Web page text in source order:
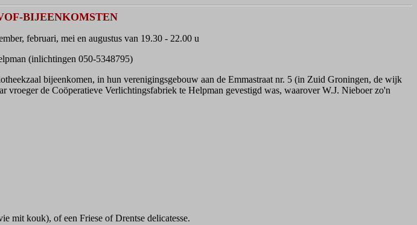
BIJEENKOMSTEN
februari, mei en augustus van 19.30 - 22.00 u
(inlichtingen 050-5348795)
bijeenkomen, in hun verenigingsgebouw aan de Emmastraat nr. 5 (in Zuid Groningen, de wijk
de Coöperatieve Verlichtingsfabriek te Helpman gevestigd was, waarover W.J. Nieboer zo'n
mit kouk), of een Friese of Drentse delicatesse.